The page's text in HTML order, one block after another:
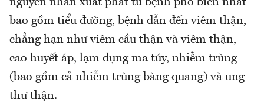
nguyên nhân xuất phát từ bệnh phổ biến nhất
bao gồm tiểu đường, bệnh dẫn đến viêm thận,
chẳng hạn như viêm cầu thận và viêm thận,
cao huyết áp, lạm dụng ma túy, nhiễm trùng
(bao gồm cả nhiễm trùng bàng quang) và ung
thư thận.